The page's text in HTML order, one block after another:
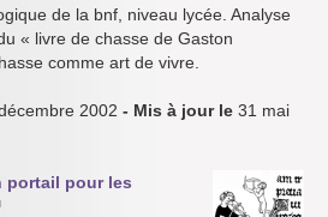
de la bnf, niveau lycée. Analyse
« livre de chasse de Gaston
comme art de vivre.
2002 - Mis à jour le 31 mai
portail pour les